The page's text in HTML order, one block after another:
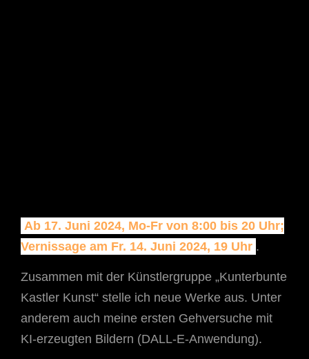
Ab 17. Juni 2024, Mo-Fr von 8:00 bis 20 Uhr;
Vernissage am Fr. 14. Juni 2024, 19 Uhr .
Zusammen mit der Künstlergruppe „Kunterbunte
Kastler Kunst“ stelle ich neue Werke aus. Unter
anderem auch meine ersten Gehversuche mit
KI-erzeugten Bildern (DALL-E-Anwendung).